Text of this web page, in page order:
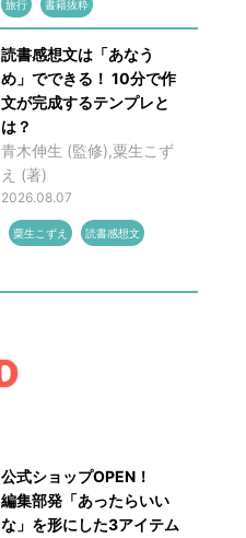
旅行 書籍抜粋
読書感想文は「あなう
め」でできる！ 10分で作
文が完成するテンプレと
は？
青木伸生 (監修),粟生こず
え (著)
2026.08.07
粟生こずえ 読書感想文
公式ショップOPEN！
編集部発「あったらいい
な」を形にした3アイテム